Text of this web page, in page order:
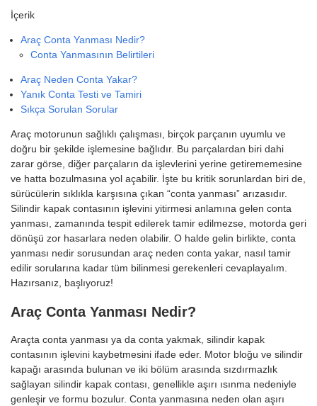
İçerik
Araç Conta Yanması Nedir?
Conta Yanmasının Belirtileri
Araç Neden Conta Yakar?
Yanık Conta Testi ve Tamiri
Sıkça Sorulan Sorular
Araç motorunun sağlıklı çalışması, birçok parçanın uyumlu ve
doğru bir şekilde işlemesine bağlıdır. Bu parçalardan biri dahi
zarar görse, diğer parçaların da işlevlerini yerine getirememesine
ve hatta bozulmasına yol açabilir. İşte bu kritik sorunlardan biri de,
sürücülerin sıklıkla karşısına çıkan “conta yanması” arızasıdır.
Silindir kapak contasının işlevini yitirmesi anlamına gelen conta
yanması, zamanında tespit edilerek tamir edilmezse, motorda geri
dönüşü zor hasarlara neden olabilir. O halde gelin birlikte, conta
yanması nedir sorusundan araç neden conta yakar, nasıl tamir
edilir sorularına kadar tüm bilinmesi gerekenleri cevaplayalım.
Hazırsanız, başlıyoruz!
Araç Conta Yanması Nedir?
Araçta conta yanması ya da conta yakmak, silindir kapak
contasının işlevini kaybetmesini ifade eder. Motor bloğu ve silindir
kapağı arasında bulunan ve iki bölüm arasında sızdırmazlık
sağlayan silindir kapak contası, genellikle aşırı ısınma nedeniyle
genleşir ve formu bozulur. Conta yanmasına neden olan aşırı